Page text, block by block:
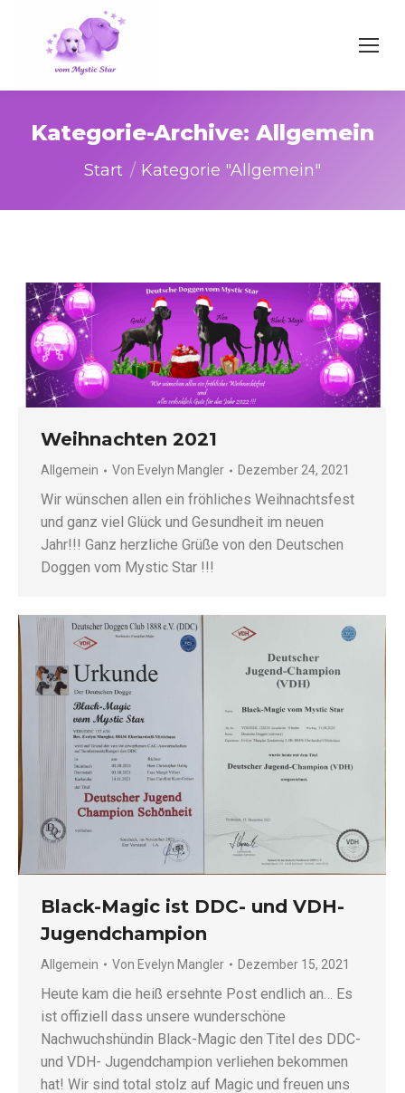
Kategorie-Archive: Allgemein
Sie befinden sich hier:
Start Kategorie "Allgemein"
Weihnachten 2021
Allgemein Von Evelyn Mangler Dezember 24, 2021
Wir wünschen allen ein fröhliches Weihnachtsfest
und ganz viel Glück und Gesundheit im neuen
Jahr!!! Ganz herzliche Grüße von den Deutschen
Doggen vom Mystic Star !!!
Black-Magic ist DDC- und VDH-
Jugendchampion
Allgemein Von Evelyn Mangler Dezember 15, 2021
Heute kam die heiß ersehnte Post endlich an… Es
ist offiziell dass unsere wunderschöne
Nachwuchshündin Black-Magic den Titel des DDC-
und VDH- Jugendchampion verliehen bekommen
hat! Wir sind total stolz auf Magic und freuen uns